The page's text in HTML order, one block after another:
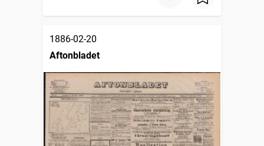
1886-02-20
Aftonbladet